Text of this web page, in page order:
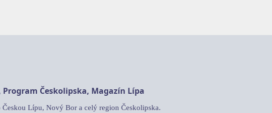
Českolipska, Magazín Lípa
Lípu, Nový Bor a celý region Českolipska.